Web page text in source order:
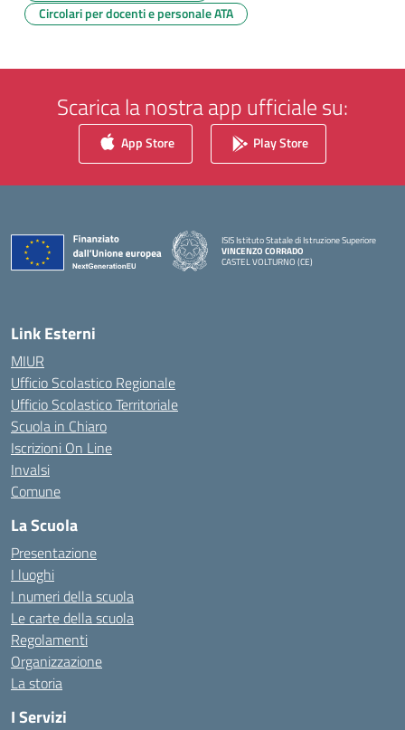
Circolari per docenti e personale ATA
Scarica la nostra app ufficiale su:
App Store Play Store
ISIS Istituto Statale di Istruzione Superiore
VINCENZO CORRADO
CASTEL VOLTURNO (CE)
Link Esterni
MIUR
Ufficio Scolastico Regionale
Ufficio Scolastico Territoriale
Scuola in Chiaro
Iscrizioni On Line
Invalsi
Comune
La Scuola
Presentazione
I luoghi
I numeri della scuola
Le carte della scuola
Regolamenti
Organizzazione
La storia
I Servizi